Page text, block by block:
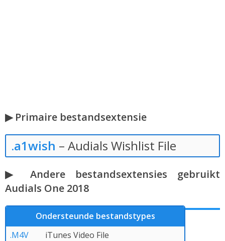
▶ Primaire bestandsextensie
.a1wish – Audials Wishlist File
▶ Andere bestandsextensies gebruikt
Audials One 2018
Ondersteunde bestandstypes
.M4V
iTunes Video File